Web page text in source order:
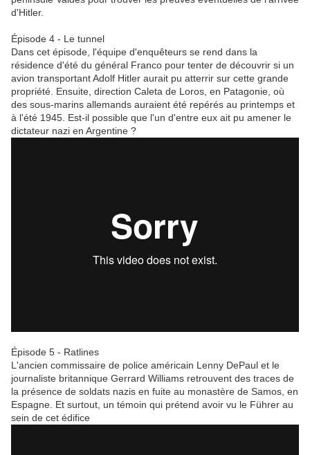
d'Hitler.
Épisode 4 - Le tunnel
Dans cet épisode, l'équipe d'enquêteurs se rend dans la
résidence d'été du général Franco pour tenter de découvrir si un
avion transportant Adolf Hitler aurait pu atterrir sur cette grande
propriété. Ensuite, direction Caleta de Loros, en Patagonie, où
des sous-marins allemands auraient été repérés au printemps et
à l'été 1945. Est-il possible que l'un d'entre eux ait pu amener le
dictateur nazi en Argentine ?
Épisode 5 - Ratlines
L'ancien commissaire de police américain Lenny DePaul et le
journaliste britannique Gerrard Williams retrouvent des traces de
la présence de soldats nazis en fuite au monastère de Samos, en
Espagne. Et surtout, un témoin qui prétend avoir vu le Führer au
sein de cet édifice